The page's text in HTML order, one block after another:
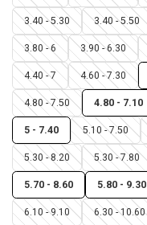
3.40 - 5.30 3.40 - 5.50
3.80 - 6 3.90 - 6.30
4.40 - 7 4.60 - 7.30
4.80 - 7.50 4.80 - 7.10
5 - 7.40 5.10 - 7.50
5.30 - 8.20 5.30 - 7.80
5.70 - 8.60 5.80 - 9.30
6.10 - 9.10 6.30 - 10.60